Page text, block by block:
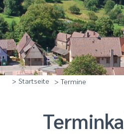
> Startseite > Termine